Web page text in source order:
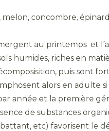
concombre,
au printemps et
humides, riches en
puis sont
alors en adulte
année et la première
de substances
etc) favorisent le